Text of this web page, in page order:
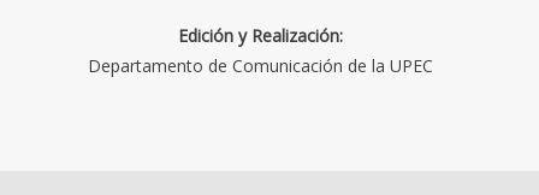
Edición y Realización:
Departamento de Comunicación de la UPEC